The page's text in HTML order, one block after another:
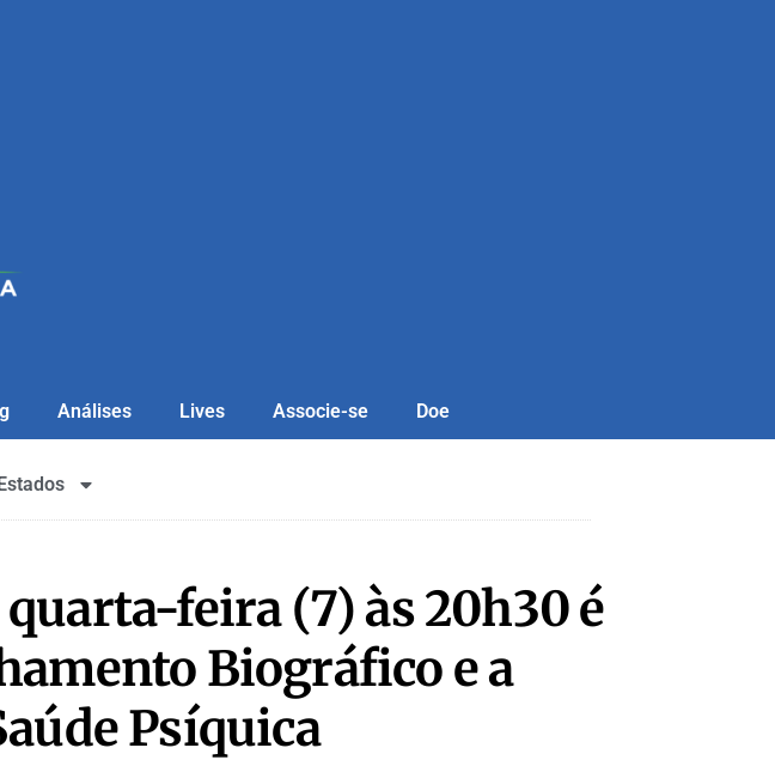
Análises Lives Associe-se Doe
feira (7) às 20h30 é
Biográfico e a
Psíquica